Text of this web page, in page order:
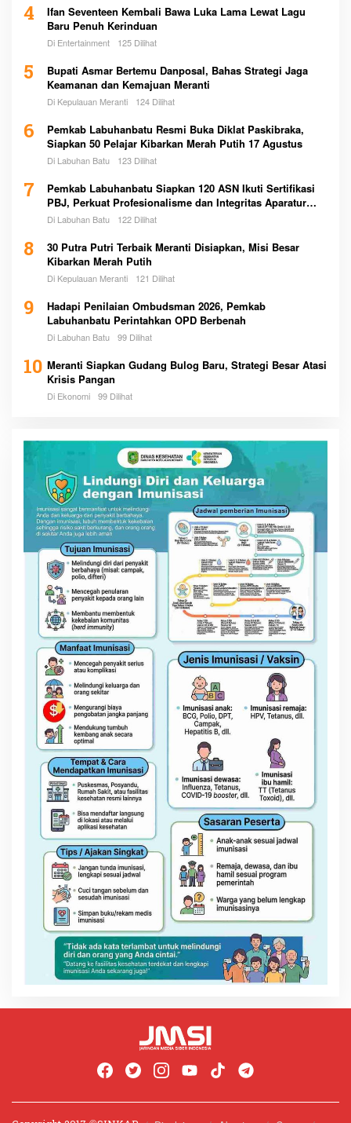
4
Ifan Seventeen Kembali Bawa Luka Lama Lewat Lagu
Baru Penuh Kerinduan
Di Entertainment 125 Dilihat
5
Bupati Asmar Bertemu Danposal, Bahas Strategi Jaga
Keamanan dan Kemajuan Meranti
Di Kepulauan Meranti 124 Dilihat
6
Pemkab Labuhanbatu Resmi Buka Diklat Paskibraka,
Siapkan 50 Pelajar Kibarkan Merah Putih 17 Agustus
Di Labuhan Batu 123 Dilihat
7
Pemkab Labuhanbatu Siapkan 120 ASN Ikuti Sertifikasi
PBJ, Perkuat Profesionalisme dan Integritas Aparatur
Pemerintah
Di Labuhan Batu 122 Dilihat
8
30 Putra Putri Terbaik Meranti Disiapkan, Misi Besar
Kibarkan Merah Putih
Di Kepulauan Meranti 121 Dilihat
9
Hadapi Penilaian Ombudsman 2026, Pemkab
Labuhanbatu Perintahkan OPD Berbenah
Di Labuhan Batu 99 Dilihat
10 Meranti Siapkan Gudang Bulog Baru, Strategi Besar Atasi
Krisis Pangan
Di Ekonomi 99 Dilihat